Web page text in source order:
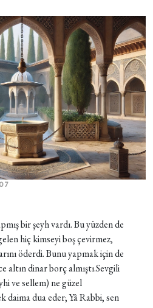
bir şeyh vardı. Bu yüzden de
hiç kimseyi boş çevirmez,
öderdi. Bunu yapmak için de
altın dinar borç almıştı.Sevgili
ve sellem) ne güzel
daima dua eder; Yâ Rabbi, sen